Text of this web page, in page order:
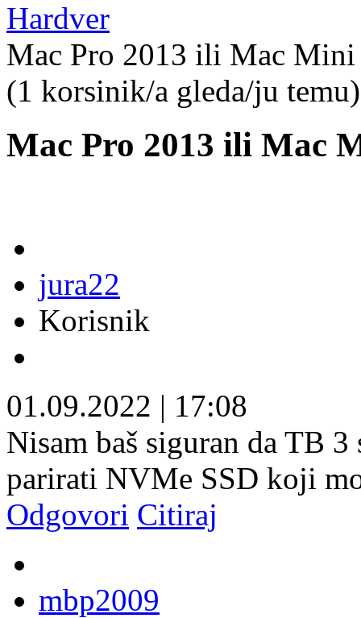
Hardver
Mac Pro 2013 ili Mac Mini
(1 korsinik/a gleda/ju
Mac Pro 2013 ili Mac
jura22
Korisnik
01.09.2022 | 17:08
Nisam baš siguran da TB
parirati NVMe SSD koji
Odgovori Citiraj
mbp2009